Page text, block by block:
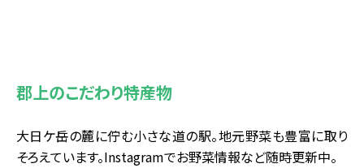
郡上のこだわり特産物
大日ケ岳の麓に佇む小さな道の駅。地元野菜も豊富に取り
そろえています。Instagramでお野菜情報など随時更新中。